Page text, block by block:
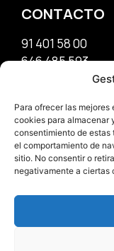
Para ofrecer las
cookies para almacenar
consentimiento de estas
el comportamiento de
sitio. No consentir o
negativamente a
CONTACTO
91 401 58 00
646 485 593
OFICINA
C/Francisco
Madrid – España